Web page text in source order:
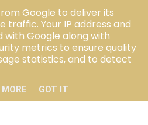
Google to deliver its
traffic. Your IP address and
Google along with
metrics to ensure quality
statistics, and to detect
GOT IT